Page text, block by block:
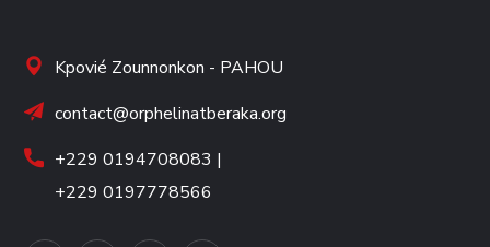
Kpovié Zounnonkon - PAHOU
contact@orphelinatberaka.org
+229 0194708083 |
+229 0197778566